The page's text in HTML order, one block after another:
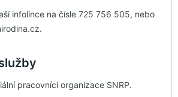
infolince na čísle 725 756 505, nebo
pracovníci organizace SNRP.